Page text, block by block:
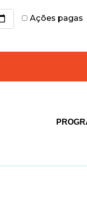
Ações pagas